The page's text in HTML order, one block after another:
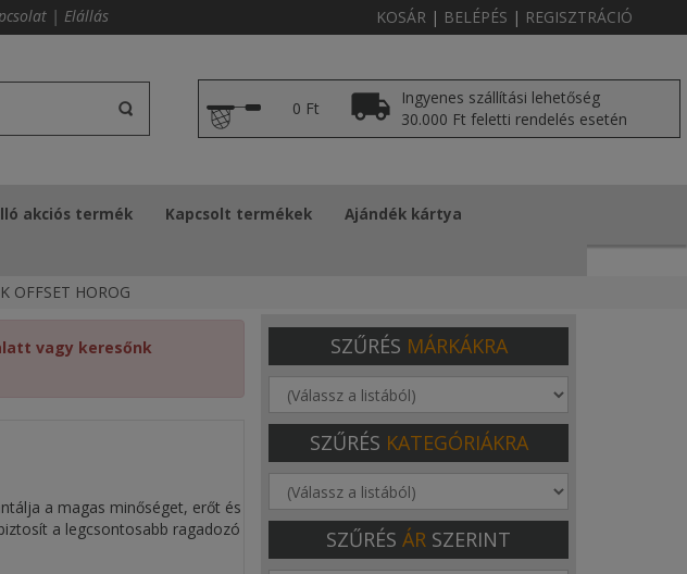
| Elállás KOSÁR | BELÉPÉS | REGISZTRÁCIÓ
0 Ft
Ingyenes szállítási lehetőség
30.000 Ft feletti rendelés esetén
akciós termék Kapcsolt termékek Ajándék kártya
OFFSET HOROG
vagy keresőnk
a magas minőséget, erőt és
a legcsontosabb ragadozó
SZŰRÉS MÁRKÁKRA
SZŰRÉS KATEGÓRIÁKRA
SZŰRÉS ÁR SZERINT